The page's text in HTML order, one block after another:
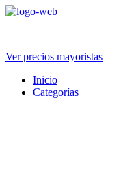
Ir
Ver precios mayoristas
Inicio
Categorías